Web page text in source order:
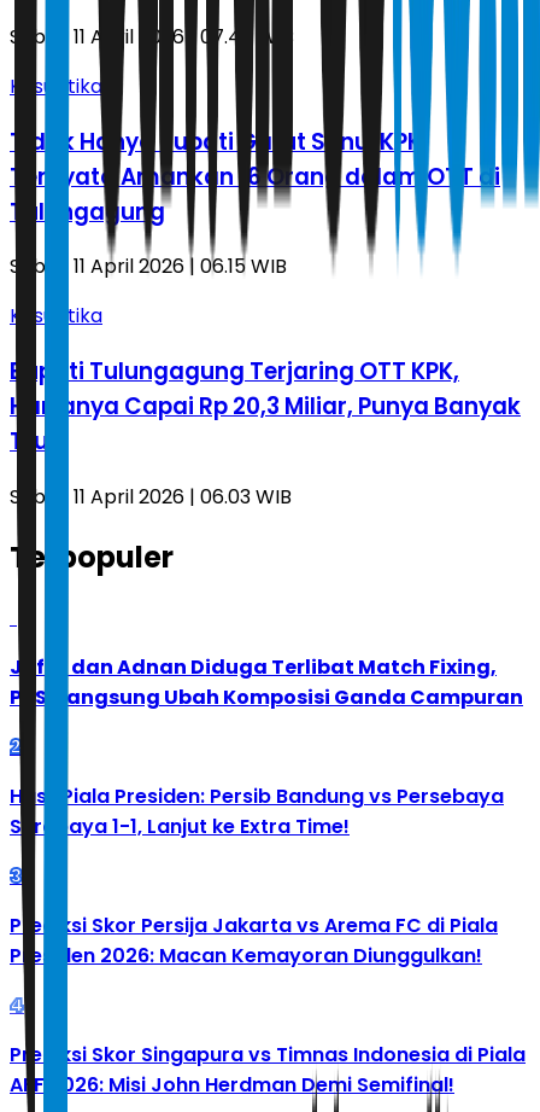
Sabtu, 11 April 2026 | 07.46 WIB
Kasuistika
Tidak Hanya Bupati Gatut Sunu, KPK
Ternyata Amankan 16 Orang dalam OTT di
Tulungagung
Sabtu, 11 April 2026 | 06.15 WIB
Kasuistika
Bupati Tulungagung Terjaring OTT KPK,
Hartanya Capai Rp 20,3 Miliar, Punya Banyak
Truk
Sabtu, 11 April 2026 | 06.03 WIB
Terpopuler
Jafar dan Adnan Diduga Terlibat Match Fixing,
PBSI Langsung Ubah Komposisi Ganda Campuran
2
Hasil Piala Presiden: Persib Bandung vs Persebaya
Surabaya 1-1, Lanjut ke Extra Time!
3
Prediksi Skor Persija Jakarta vs Arema FC di Piala
Presiden 2026: Macan Kemayoran Diunggulkan!
4
Prediksi Skor Singapura vs Timnas Indonesia di Piala
AFF 2026: Misi John Herdman Demi Semifinal!